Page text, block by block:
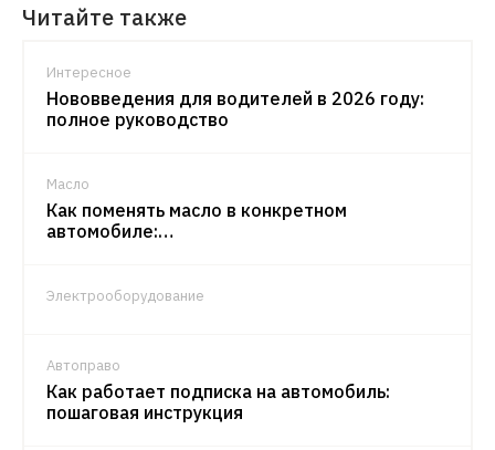
Читайте также
Интересное
Нововведения для водителей в 2026 году:
полное руководство
Масло
Как поменять масло в конкретном
автомобиле:…
Электрооборудование
Автоправо
Как работает подписка на автомобиль:
пошаговая инструкция